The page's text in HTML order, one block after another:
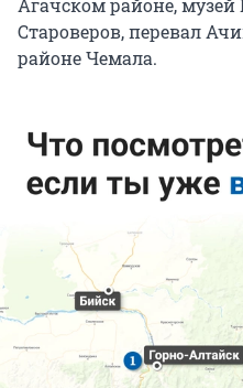
Староверов, перевал
районе Чемала.